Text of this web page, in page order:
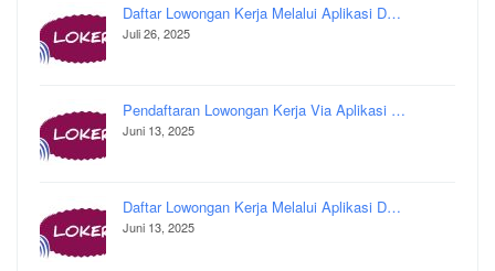
Daftar Lowongan Kerja Melalui Aplikasi D…
Juli 26, 2025
Pendaftaran Lowongan Kerja Via Aplikasi …
Juni 13, 2025
Daftar Lowongan Kerja Melalui Aplikasi D…
Juni 13, 2025